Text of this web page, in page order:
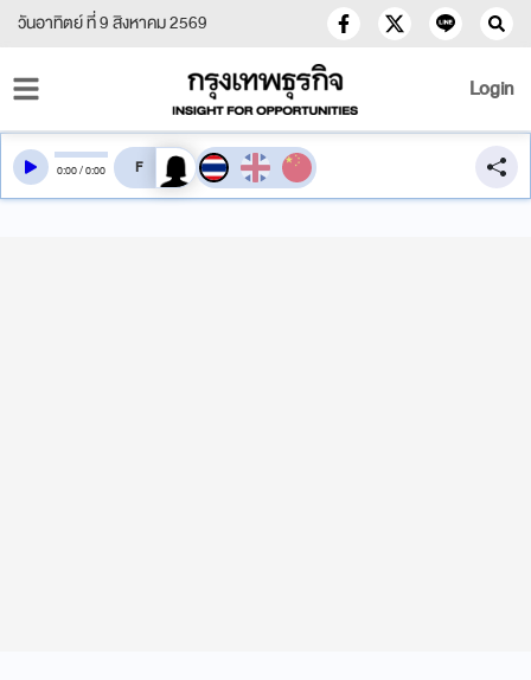
วันอาทิตย์ ที่ 9 สิงหาคม 2569
Login
0:00/0:00 สลับเสียงอ่าน